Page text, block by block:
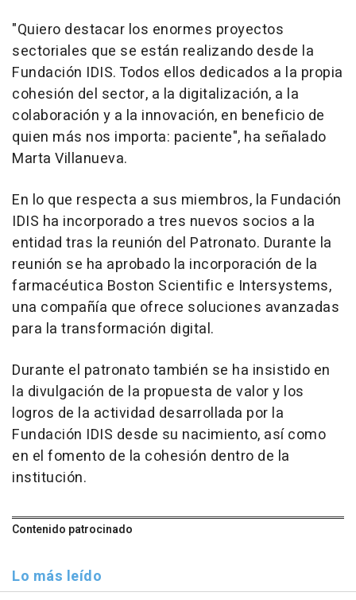
"Quiero destacar los enormes proyectos
sectoriales que se están realizando desde la
Fundación IDIS. Todos ellos dedicados a la propia
cohesión del sector, a la digitalización, a la
colaboración y a la innovación, en beneficio de
quien más nos importa: paciente", ha señalado
Marta Villanueva.
En lo que respecta a sus miembros, la Fundación
IDIS ha incorporado a tres nuevos socios a la
entidad tras la reunión del Patronato. Durante la
reunión se ha aprobado la incorporación de la
farmacéutica Boston Scientific e Intersystems,
una compañía que ofrece soluciones avanzadas
para la transformación digital.
Durante el patronato también se ha insistido en
la divulgación de la propuesta de valor y los
logros de la actividad desarrollada por la
Fundación IDIS desde su nacimiento, así como
en el fomento de la cohesión dentro de la
institución.
Contenido patrocinado
Lo más leído